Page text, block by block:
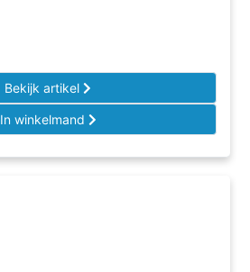
Bekijk artikel
In winkelmand